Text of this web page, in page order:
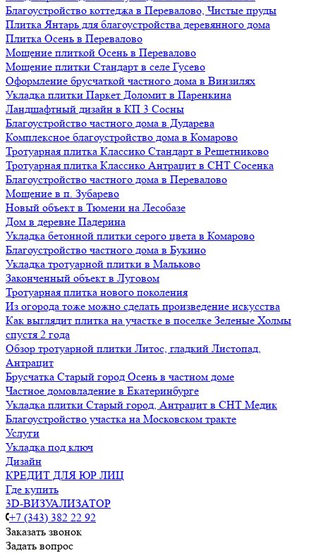
Благоустройство коттеджа в Перевалово, Чистые пруды
Плитка Янтарь для благоустройства деревянного дома
Плитка Осень в Перевалово
Мощение плиткой Осень в Перевалово
Мощение плитки Стандарт в селе Гусево
Оформление брусчаткой частного дома в Винзилях
Укладка плитки Паркет Доломит в Паренкина
Ландшафтный дизайн в КП 3 Сосны
Благоустройство частного дома в Дударева
Комплексное благоустройство дома в Комарово
Тротуарная плитка Классико Стандарт в Решетниково
Тротуарная плитка Классико Антрацит в СНТ Сосенка
Благоустройство частного дома в Перевалово
Мощение в п. Зубарево
Новый объект в Тюмени на Лесобазе
Дом в деревне Падерина
Укладка бетонной плитки серого цвета в Комарово
Благоустройство частного дома в Букино
Укладка тротуарной плитки в Мальково
Законченный объект в Луговом
Тротуарная плитка нового поколения
Из огорода тоже можно сделать произведение искусства
Как выглядит плитка на участке в поселке Зеленые Холмы
спустя 2 года
Обзор тротуарной плитки Литос, гладкий Листопад,
Антрацит
Брусчатка Старый город Осень в частном доме
Частное домовладение в Екатеринбурге
Укладка плитки Старый город, Антрацит в СНТ Медик
Благоустройство участка на Московском тракте
Услуги
Укладка под ключ
Дизайн
КРЕДИТ ДЛЯ ЮР ЛИЦ
Где купить
3D-ВИЗУАЛИЗАТОР
+7 (343) 382 22 92
Заказать звонок
Задать вопрос